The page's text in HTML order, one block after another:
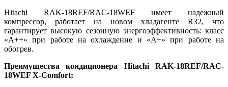
Hitachi RAK-18REF/RAC-18WEF имеет надежный
компрессор, работает на новом хладагенте R32, что
гарантирует высокую сезонную энергоэффективность: класс
«А++» при работе на охлаждение и «А+» при работе на
обогрев.
Преимущества кондиционера Hitachi RAK-18REF/RAC-
18WEF X-Сomfort: